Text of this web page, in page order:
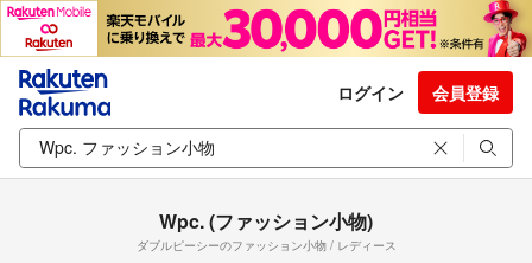
ログイン 会員登録
Wpc. (ファッション小物)
ダブルピーシーのファッション小物 / レディース